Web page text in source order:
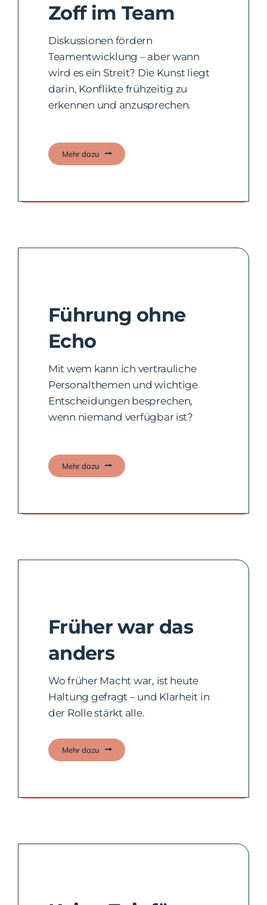
Zoff im Team
Diskussionen fördern
Teamentwicklung – aber wann
wird es ein Streit? Die Kunst liegt
darin, Konflikte frühzeitig zu
erkennen und anzusprechen.
Mehr dazu
Führung ohne
Echo
Mit wem kann ich vertrauliche
Personalthemen und wichtige
Entscheidungen besprechen,
wenn niemand verfügbar ist?
Mehr dazu
Früher war das
anders
Wo früher Macht war, ist heute
Haltung gefragt – und Klarheit in
der Rolle stärkt alle.
Mehr dazu